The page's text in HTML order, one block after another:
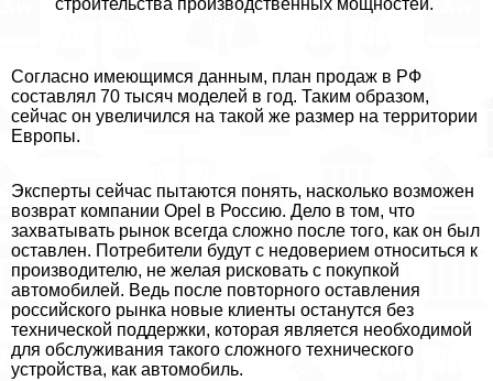
строительства производственных мощностей.
Согласно имеющимся данным, план продаж в РФ
составлял 70 тысяч моделей в год. Таким образом,
сейчас он увеличился на такой же размер на территории
Европы.
Эксперты сейчас пытаются понять, насколько возможен
возврат компании Opel в Россию. Дело в том, что
захватывать рынок всегда сложно после того, как он был
оставлен. Потребители будут с недоверием относиться к
производителю, не желая рисковать с покупкой
автомобилей. Ведь после повторного оставления
российского рынка новые клиенты останутся без
технической поддержки, которая является необходимой
для обслуживания такого сложного технического
устройства, как автомобиль.